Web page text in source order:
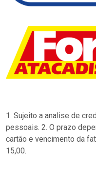
1. Sujeito a analise de
pessoais. 2. O prazo
cartão e vencimento da
15,00.